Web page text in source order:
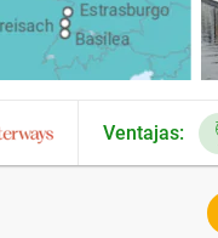
Ventajas: